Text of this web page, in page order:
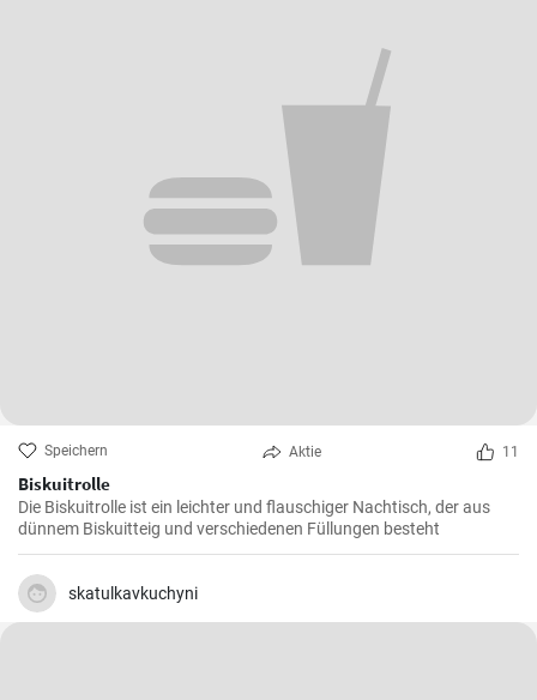
Speichern Aktie 11
Biskuitrolle
Die Biskuitrolle ist ein leichter und flauschiger Nachtisch, der aus
dünnem Biskuitteig und verschiedenen Füllungen besteht
skatulkavkuchyni